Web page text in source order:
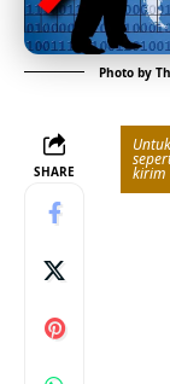
Photo by
SHARE kirim